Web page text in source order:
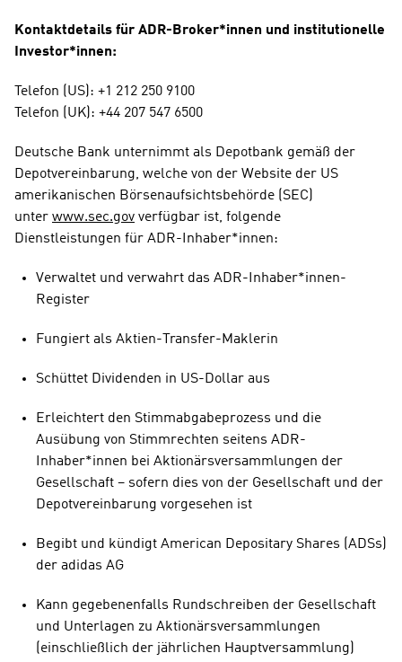
Kontaktdetails für ADR-Broker*innen und institutionelle
Investor*innen:
Telefon (US): +1 212 250 9100
Telefon (UK): +44 207 547 6500
Deutsche Bank unternimmt als Depotbank gemäß der
Depotvereinbarung, welche von der Website der US
amerikanischen Börsenaufsichtsbehörde (SEC)
unter www.sec.gov verfügbar ist, folgende
Dienstleistungen für ADR-Inhaber*innen:
Verwaltet und verwahrt das ADR-Inhaber*innen-
Register
Fungiert als Aktien-Transfer-Maklerin
Schüttet Dividenden in US-Dollar aus
Erleichtert den Stimmabgabeprozess und die
Ausübung von Stimmrechten seitens ADR-
Inhaber*innen bei Aktionärsversammlungen der
Gesellschaft – sofern dies von der Gesellschaft und der
Depotvereinbarung vorgesehen ist
Begibt und kündigt American Depositary Shares (ADSs)
der adidas AG
Kann gegebenenfalls Rundschreiben der Gesellschaft
und Unterlagen zu Aktionärsversammlungen
(einschließlich der jährlichen Hauptversammlung)